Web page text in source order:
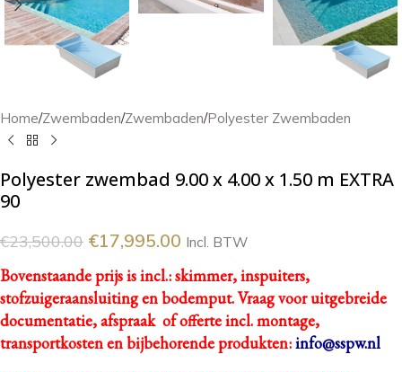
Home/Zwembaden/Zwembaden/Polyester Zwembaden
Polyester zwembad 9.00 x 4.00 x 1.50 m EXTRA
90
€23,500.00 €17,995.00 Incl. BTW
Bovenstaande prijs is incl.: skimmer, inspuiters,
stofzuigeraansluiting en bodemput.Vraag voor uitgebreide
documentatie, afspraak of offerte incl. montage,
transportkosten en bijbehorende produkten:info@sspw.nl